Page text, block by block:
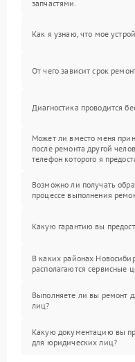
запчастями.
Как я узнаю, что мое
От чего зависит срок
Диагностика проводится
Может ли вместо меня
после ремонта другой
телефон которого я
Возможно ли получать
процессе выполнения
Какую гарантию вы
В каких районах
располагаются сервисные
Выполняете ли вы ремонт
лиц?
Какую документацию вы
для юридических лиц?